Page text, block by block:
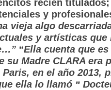
recién
y
vieja algo
y artísticas que
“Ella cuenta que
su Madre CLARA era
en el año 2013,
ella lo llamó “